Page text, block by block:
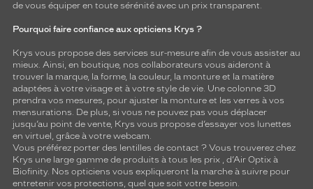
de vous équiper en toute sérénité avec un prix transparent.
Pourquoi faire confiance aux opticiens Krys ?
Krys vous propose des services sur-mesure afin de vous assister au
mieux. Ainsi, en boutique, nos collaborateurs vous aideront à
trouver la marque, la forme, la couleur, la monture et la matière
adaptées à votre visage et à votre style de vie. Une colonne 3D
prendra vos mesures, pour ajuster la monture et les verres à vos
mensurations. De plus, si vous ne pouvez pas vous déplacer
jusqu’au point de vente, Krys vous propose d’essayer vos lunettes
en virtuel, grâce à votre webcam.
Vous préférez porter des lentilles de contact ? Vous trouverez chez
Krys une large gamme de produits à tous les prix , d’Air Optix à
Biofinity. Nos opticiens vous expliqueront la marche à suivre pour
entretenir vos protections, quel que soit votre besoin.